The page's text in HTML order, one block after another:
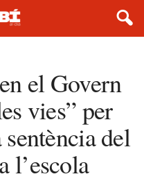
el Govern
vies” per
del
l’escola